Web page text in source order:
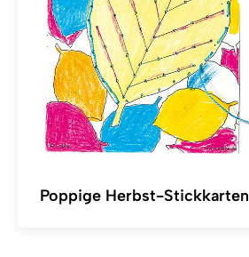
Poppige Herbst-Stickkarten